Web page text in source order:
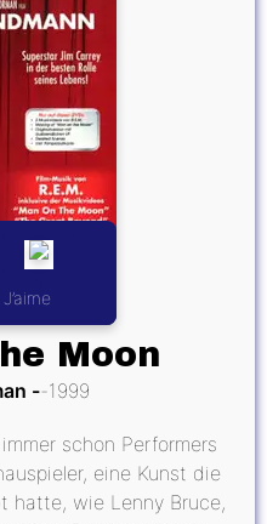
J’aime
Moon
1999
schon Performers
eine Kunst die
hatte, wie Lenny Bruce,